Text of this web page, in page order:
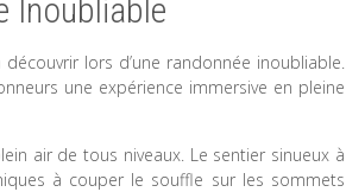
Inoubliable
lors d’une randonnée inoubliable.
une expérience immersive en pleine
air de tous niveaux. Le sentier sinueux à
à couper le souffle sur les sommets